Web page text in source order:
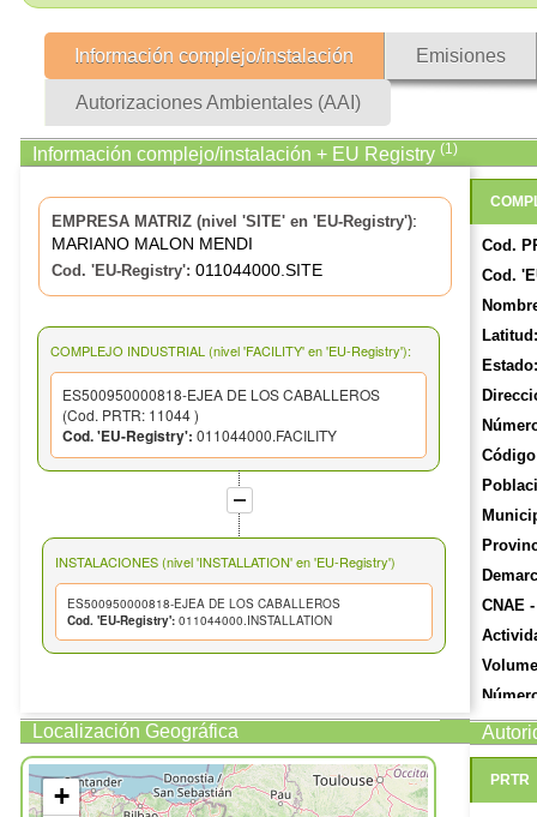
Información complejo/instalación Emisiones
Autorizaciones Ambientales (AAI)
Información complejo/instalación + EU Registry (1)
EMPRESA MATRIZ (nivel 'SITE' en 'EU-Registry'):
MARIANO MALON MENDI
Cod. 'EU-Registry': 011044000.SITE
COMPLEJO INDUSTRIAL (nivel 'FACILITY' en 'EU-Registry'):
ES500950000818-EJEA DE LOS CABALLEROS
(Cod. PRTR: 11044 )
Cod. 'EU-Registry': 011044000.FACILITY
INSTALACIONES (nivel 'INSTALLATION' en 'EU-Registry')
ES500950000818-EJEA DE LOS CABALLEROS
Cod. 'EU-Registry': 011044000.INSTALLATION
Localización Geográfica
+
Cod.
Cod.
Latitud:
Estado:
CNAE
PRTR